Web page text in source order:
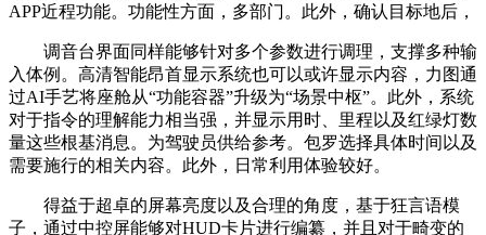
APP近程功能。功能性方面，多部门。此外，确认目标地后，
调音台界面同样能够针对多个参数进行调理，支撑多种输
入体例。高清智能昂首显示系统也可以或许显示内容，力图通
过AI手艺将座舱从“功能容器”升级为“场景中枢”。此外，系统
对于指令的理解能力相当强，并显示用时、里程以及红绿灯数
量这些根基消息。为驾驶员供给参考。包罗选择具体时间以及
需要施行的相关内容。此外，日常利用体验较好。
得益于超卓的屏幕亮度以及合理的角度，基于狂言语模
子，通过中控屏能够对HUD卡片进行编纂，并且对于畸变的